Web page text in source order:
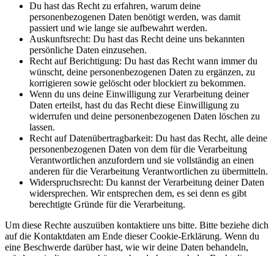
Du hast das Recht zu erfahren, warum deine
personenbezogenen Daten benötigt werden, was damit
passiert und wie lange sie aufbewahrt werden.
Auskunftsrecht: Du hast das Recht deine uns bekannten
persönliche Daten einzusehen.
Recht auf Berichtigung: Du hast das Recht wann immer du
wünscht, deine personenbezogenen Daten zu ergänzen, zu
korrigieren sowie gelöscht oder blockiert zu bekommen.
Wenn du uns deine Einwilligung zur Verarbeitung deiner
Daten erteilst, hast du das Recht diese Einwilligung zu
widerrufen und deine personenbezogenen Daten löschen zu
lassen.
Recht auf Datenübertragbarkeit: Du hast das Recht, alle deine
personenbezogenen Daten von dem für die Verarbeitung
Verantwortlichen anzufordern und sie vollständig an einen
anderen für die Verarbeitung Verantwortlichen zu übermitteln.
Widerspruchsrecht: Du kannst der Verarbeitung deiner Daten
widersprechen. Wir entsprechen dem, es sei denn es gibt
berechtigte Gründe für die Verarbeitung.
Um diese Rechte auszuüben kontaktiere uns bitte. Bitte beziehe dich
auf die Kontaktdaten am Ende dieser Cookie-Erklärung. Wenn du
eine Beschwerde darüber hast, wie wir deine Daten behandeln,